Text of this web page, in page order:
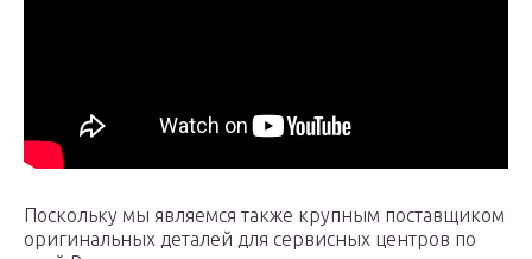
Поскольку мы являемся также крупным поставщиком
оригинальных деталей для сервисных центров по